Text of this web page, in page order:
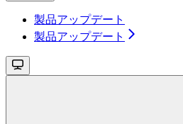
製品アップデート
製品アップデート